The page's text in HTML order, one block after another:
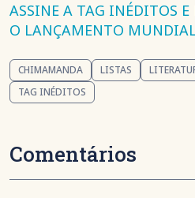
ASSINE A TAG INÉDITOS E
O LANÇAMENTO
CHIMAMANDA LISTAS
TAG INÉDITOS
Comentários